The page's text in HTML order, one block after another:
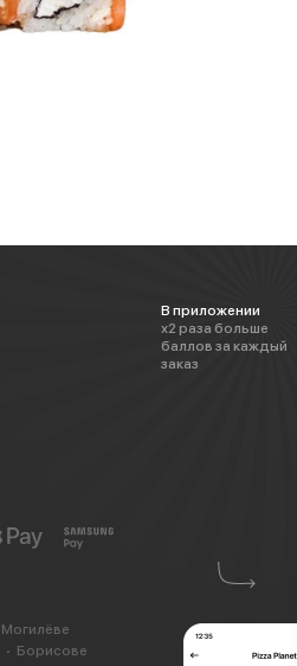
В приложении
х2 раза больше
баллов за каждый
заказ
Могилёве
Борисове